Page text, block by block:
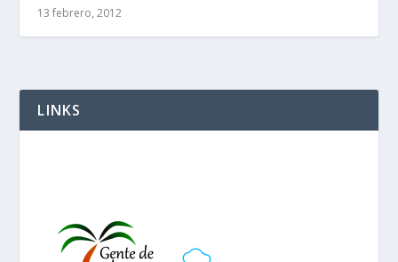
13 febrero, 2012
LINKS